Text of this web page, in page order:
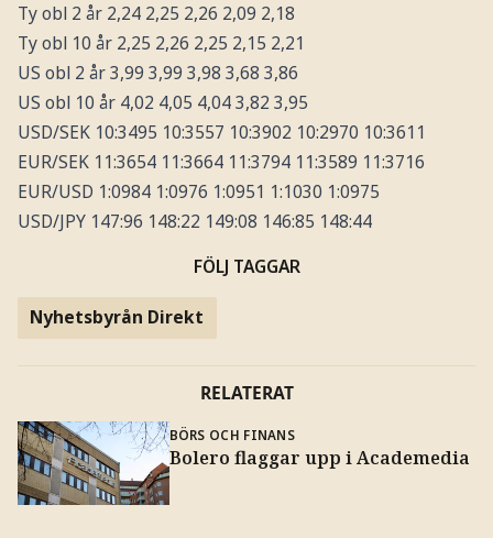
Ty obl 2 år 2,24 2,25 2,26 2,09 2,18
Ty obl 10 år 2,25 2,26 2,25 2,15 2,21
US obl 2 år 3,99 3,99 3,98 3,68 3,86
US obl 10 år 4,02 4,05 4,04 3,82 3,95
USD/SEK 10:3495 10:3557 10:3902 10:2970 10:3611
EUR/SEK 11:3654 11:3664 11:3794 11:3589 11:3716
EUR/USD 1:0984 1:0976 1:0951 1:1030 1:0975
USD/JPY 147:96 148:22 149:08 146:85 148:44
FÖLJ TAGGAR
Nyhetsbyrån Direkt
RELATERAT
BÖRS OCH FINANS
Bolero flaggar upp i Academedia